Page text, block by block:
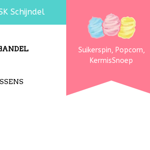
Schijndel
Suikerspin, Popcorn,
KermisSnoep